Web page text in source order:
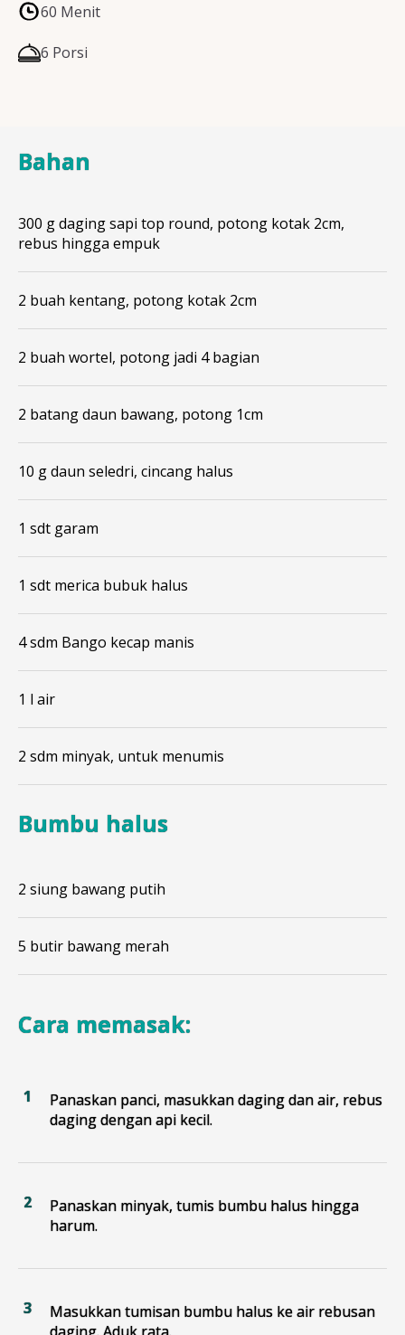
60 Menit
6 Porsi
Bahan
300 g daging sapi top round, potong kotak 2cm,
rebus hingga empuk
2 buah kentang, potong kotak 2cm
2 buah wortel, potong jadi 4 bagian
2 batang daun bawang, potong 1cm
10 g daun seledri, cincang halus
1 sdt garam
1 sdt merica bubuk halus
4 sdm Bango kecap manis
1 l air
2 sdm minyak, untuk menumis
Bumbu halus
2 siung bawang putih
5 butir bawang merah
Cara memasak:
Panaskan panci, masukkan daging dan air, rebus
daging dengan api kecil.
Panaskan minyak, tumis bumbu halus hingga
harum.
Masukkan tumisan bumbu halus ke air rebusan